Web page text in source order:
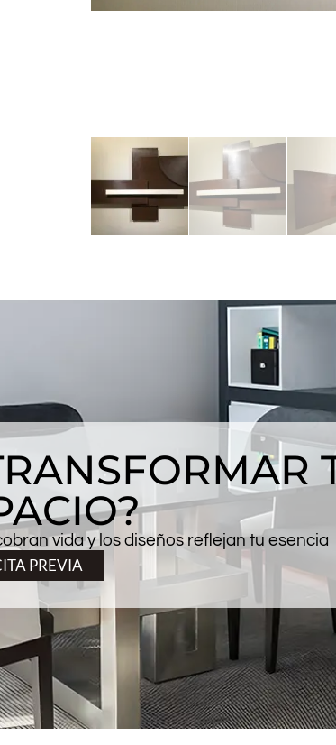
vida y los diseños reflejan tu esencia
PREVIA